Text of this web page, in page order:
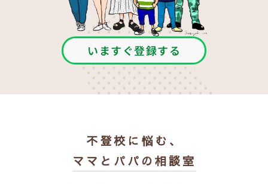
いますぐ登録する
不登校に悩む、
ママとパパの相談室